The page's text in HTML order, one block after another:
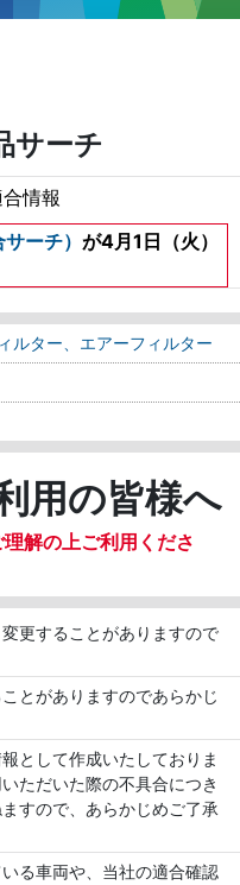
サーチ
情報
ーチ） が4月1日（火）
ルター、エアーフィルター
用の皆様へ
解の上ご利用くださ
更することがありますので
とがありますのであらかじ
として作成いたしておりま
ただいた際の不具合につき
すので、あらかじめご了承
る車両や、当社の適合確認